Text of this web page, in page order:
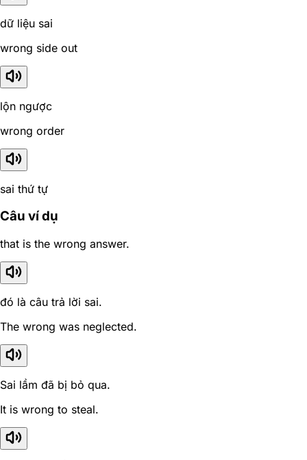
dữ liệu sai
wrong side out
lộn ngược
wrong order
sai thứ tự
Câu ví dụ
that is the wrong answer.
đó là câu trả lời sai.
The wrong was neglected.
Sai lầm đã bị bỏ qua.
It is wrong to steal.